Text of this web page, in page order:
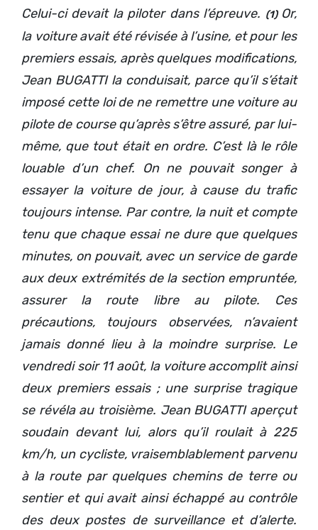
Celui-ci devait la piloter dans l’épreuve. (1) Or,
la voiture avait été révisée à l’usine, et pour les
premiers essais, après quelques modifications,
Jean BUGATTI la conduisait, parce qu’il s’était
imposé cette loi de ne remettre une voiture au
pilote de course qu’après s’être assuré, par lui-
même, que tout était en ordre. C’est là le rôle
louable d’un chef. On ne pouvait songer à
essayer la voiture de jour, à cause du trafic
toujours intense. Par contre, la nuit et compte
tenu que chaque essai ne dure que quelques
minutes, on pouvait, avec un service de garde
aux deux extrémités de la section empruntée,
assurer la route libre au pilote. Ces
précautions, toujours observées, n’avaient
jamais donné lieu à la moindre surprise. Le
vendredi soir 11 août, la voiture accomplit ainsi
deux premiers essais ; une surprise tragique
se révéla au troisième. Jean BUGATTI aperçut
soudain devant lui, alors qu’il roulait à 225
km/h, un cycliste, vraisemblablement parvenu
à la route par quelques chemins de terre ou
sentier et qui avait ainsi échappé au contrôle
des deux postes de surveillance et d’alerte.